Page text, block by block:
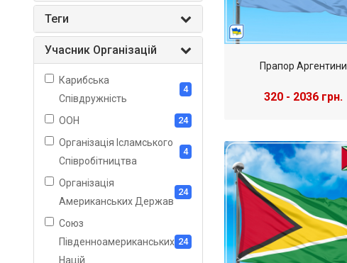
Теги
Учасник Організацій
Карибська
Співдружність
4
ООН 24
Організація Ісламського
Співробітництва
4
Організація
Американських Держав
24
Союз
Південноамериканських
Націй
24
Прапор Аргентини
320 - 2036 грн.